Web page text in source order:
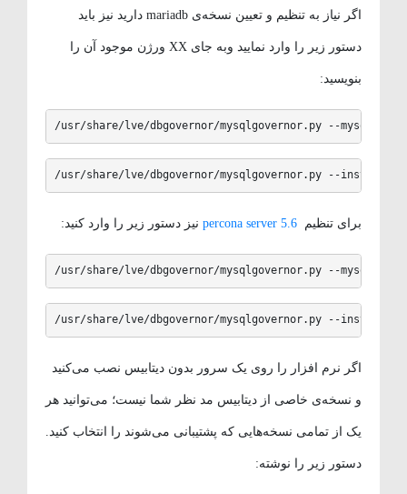
اگر نیاز به تنظیم و تعیین نسخه‌ی mariadb دارید نیز باید
دستور زیر را وارد نمایید وبه جای XX ورژن موجود آن را
بنویسید:
/usr/share/lve/dbgovernor/mysqlgovernor.py --mysql-
/usr/share/lve/dbgovernor/mysqlgovernor.py --install
برای تنظیمpercona server 5.6نیز دستور زیر را وارد کنید:
/usr/share/lve/dbgovernor/mysqlgovernor.py --mysql-
/usr/share/lve/dbgovernor/mysqlgovernor.py --install
اگر نرم افزار را روی یک سرور بدون دیتابیس نصب می‌کنید
و نسخه‌ی خاصی از دیتابیس مد نظر شما نیست؛ می‌توانید هر
یک از تمامی نسخه‌هایی که پشتیبانی می‌شوند را انتخاب کنید.
دستور زیر را نوشته: